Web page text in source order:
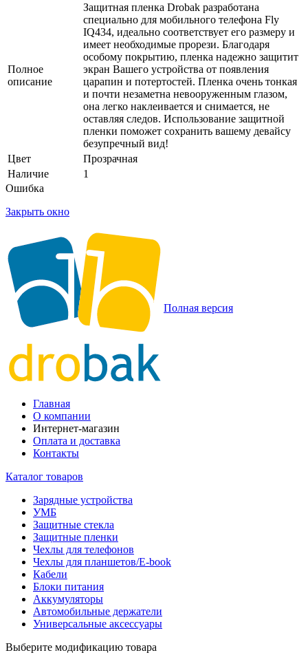
Полное
описание
Защитная пленка Drobak разработана
специально для мобильного телефона Fly
IQ434, идеально соответствует его размеру и
имеет необходимые прорези. Благодаря
особому покрытию, пленка надежно защитит
экран Вашего устройства от появления
царапин и потертостей. Пленка очень тонкая
и почти незаметна невооруженным глазом,
она легко наклеивается и снимается, не
оставляя следов. Использование защитной
пленки поможет сохранить вашему девайсу
безупречный вид!
Цвет
Прозрачная
Наличие
1
Ошибка
Закрыть окно
Полная версия
Главная
О компании
Интернет-магазин
Оплата и доставка
Контакты
Каталог товаров
Зарядные устройства
УМБ
Защитные стекла
Защитные пленки
Чехлы для телефонов
Чехлы для планшетов/E-book
Кабели
Блоки питания
Аккумуляторы
Автомобильные держатели
Универсальные аксессуары
Выберите модификацию товара